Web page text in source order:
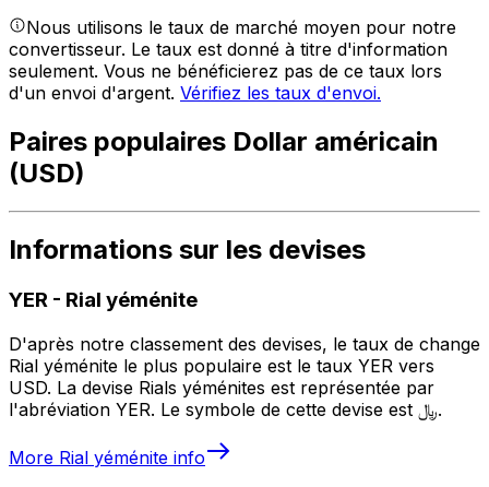
Nous utilisons le taux de marché moyen pour notre
convertisseur. Le taux est donné à titre d'information
seulement. Vous ne bénéficierez pas de ce taux lors
d'un envoi d'argent. Vérifiez les taux d'envoi.
Paires populaires Dollar américain
(USD)
Informations sur les devises
YER - Rial yéménite
D'après notre classement des devises, le taux de change
Rial yéménite le plus populaire est le taux YER vers
USD. La devise Rials yéménites est représentée par
l'abréviation YER. Le symbole de cette devise est ﷼.
More Rial yéménite info